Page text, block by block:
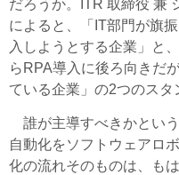
だろうか。ITR 取締役 兼
によると、「IT部門が旗
入しようとする企業」と
らRPA導入に後ろ向きだ
ている企業」の2つのスタ
誰が主導すべきかとい
自動化をソフトウェアロ
化の流れそのものは、も